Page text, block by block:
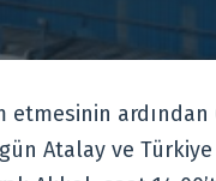
ardından
Atalay ve